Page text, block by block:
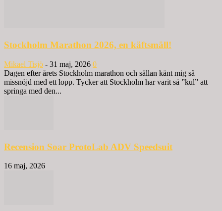
Stockholm Marathon 2026, en käftsmäll!
Mikael Tisjö - 31 maj, 2026 0
Dagen efter årets Stockholm marathon och sällan känt mig så
missnöjd med ett lopp. Tycker att Stockholm har varit så ”kul” att
springa med den...
Recension Soar ProtoLab ADV Speedsuit
16 maj, 2026